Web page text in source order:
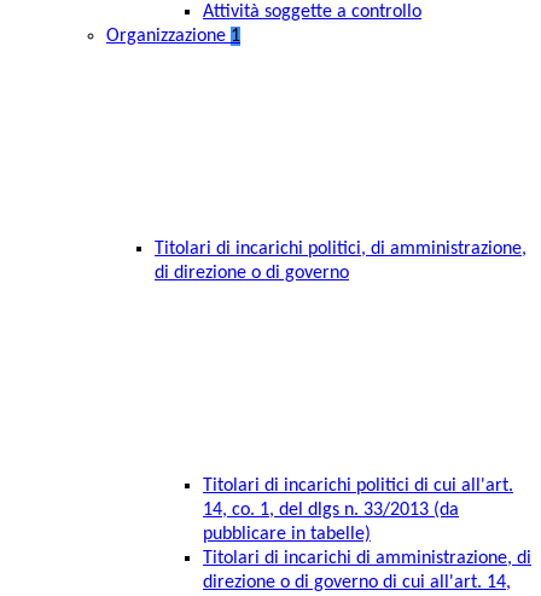
Attività soggette a controllo
Organizzazione 1
Titolari di incarichi politici, di amministrazione,
di direzione o di governo
Titolari di incarichi politici di cui all'art.
14, co. 1, del dlgs n. 33/2013 (da
pubblicare in tabelle)
Titolari di incarichi di amministrazione, di
direzione o di governo di cui all'art. 14,